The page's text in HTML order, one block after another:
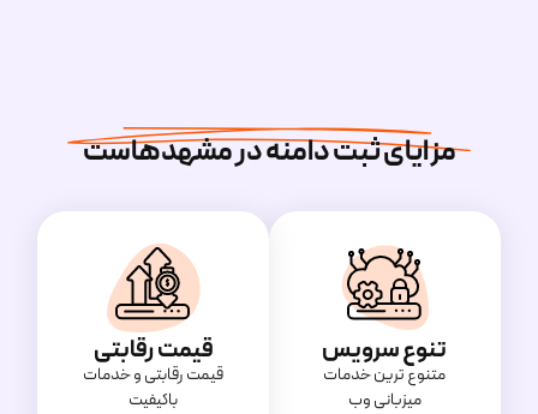
مزایای ثبت دامنه در مشهدهاست
تنوع سرویس
متنوع ترین خدمات
میزبانی وب
قیمت رقابتی
قیمت‌ رقابتی و خدمات
باکیفیت